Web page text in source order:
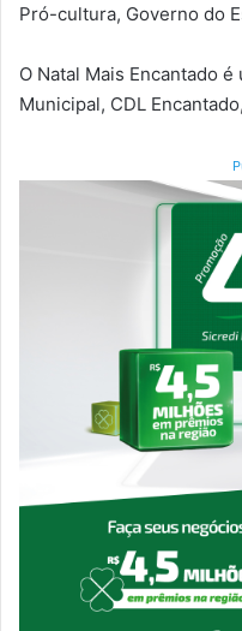
Pró-cultura, Governo do
O Natal Mais Encantado
Municipal, CDL